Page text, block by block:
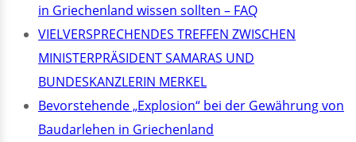
in Griechenland wissen sollten – FAQ
VIELVERSPRECHENDES TREFFEN ZWISCHEN
MINISTERPRÄSIDENT SAMARAS UND
BUNDESKANZLERIN MERKEL
Bevorstehende „Explosion“ bei der Gewährung von
Baudarlehen in Griechenland